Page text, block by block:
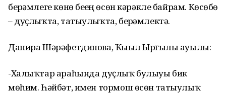
берҙәмлеге көнө беҙҙең өсөн кәрәкле байрам. Көсөбөҙ
– дуҫлыҡта, татыулыҡта, берҙәмлектә.
Данира Шәрәфетдинова, Ҡыҙыл Ырғыҙлы ауылы:
-Халыҡтар араһында дуҫлыҡ булыуы бик
мөһим. Һәйбәт, имен тормош өсөн татыулыҡ